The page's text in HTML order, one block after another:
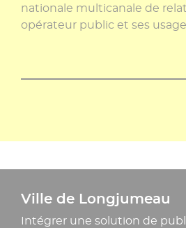
nationale multicanale de
opérateur public et ses
Ville de Longjumeau
Intégrer une solution de